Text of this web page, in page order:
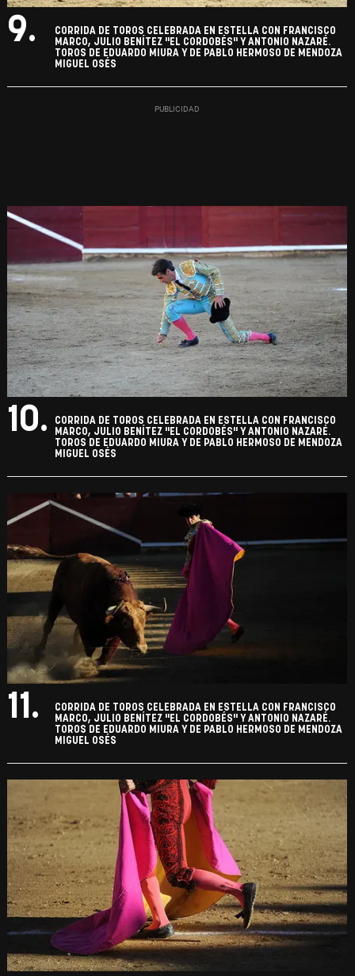
9.
CORRIDA DE TOROS CELEBRADA EN ESTELLA CON FRANCISCO
MARCO, JULIO BENÍTEZ "EL CORDOBÉS" Y ANTONIO NAZARÉ.
TOROS DE EDUARDO MIURA Y DE PABLO HERMOSO DE MENDOZA
MIGUEL OSÉS
10.
CORRIDA DE TOROS CELEBRADA EN ESTELLA CON FRANCISCO
MARCO, JULIO BENÍTEZ "EL CORDOBÉS" Y ANTONIO NAZARÉ.
TOROS DE EDUARDO MIURA Y DE PABLO HERMOSO DE MENDOZA
MIGUEL OSÉS
11.
CORRIDA DE TOROS CELEBRADA EN ESTELLA CON FRANCISCO
MARCO, JULIO BENÍTEZ "EL CORDOBÉS" Y ANTONIO NAZARÉ.
TOROS DE EDUARDO MIURA Y DE PABLO HERMOSO DE MENDOZA
MIGUEL OSÉS